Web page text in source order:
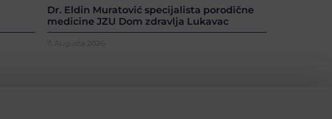
Dr. Eldin Muratović specijalista porodične
medicine JZU Dom zdravlja Lukavac
7. Augusta 2026.